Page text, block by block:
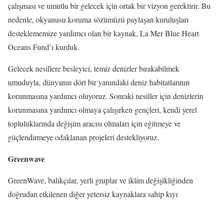
çalışması ve umutlu bir gelecek için ortak bir vizyon gerektirir. Bu
nedenle, okyanusu koruma sözümüzü paylaşan kuruluşları
desteklememize yardımcı olan bir kaynak, La Mer Blue Heart
Oceans Fund’ı kurduk.
Gelecek nesillere besleyici, temiz denizler bırakabilmek
umuduyla, dünyanın dört bir yanındaki deniz habitatlarının
korunmasına yardımcı oluyoruz. Sonraki nesiller için denizlerin
korunmasına yardımcı olmaya çalışırken gençleri, kendi yerel
topluluklarında değişim aracısı olmaları için eğitmeye ve
güçlendirmeye odaklanan projeleri destekliyoruz.
Greenwave
GreenWave, balıkçılar, yerli gruplar ve iklim değişikliğinden
doğrudan etkilenen diğer yetersiz kaynaklara sahip kıyı